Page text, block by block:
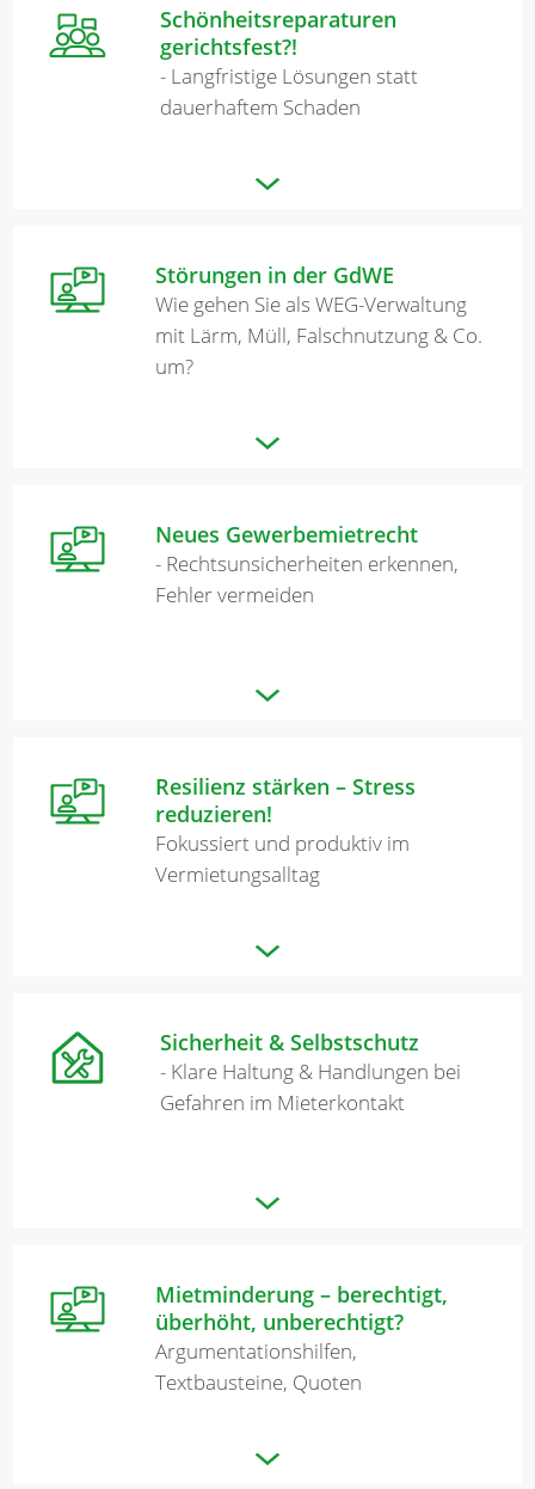
Schönheitsreparaturen
gerichtsfest?!
- Langfristige Lösungen statt
dauerhaftem Schaden
Störungen in der GdWE
Wie gehen Sie als WEG-Verwaltung
mit Lärm, Müll, Falschnutzung & Co.
um?
Neues Gewerbemietrecht
- Rechtsunsicherheiten erkennen,
Fehler vermeiden
Resilienz stärken – Stress
reduzieren!
Fokussiert und produktiv im
Vermietungsalltag
Sicherheit & Selbstschutz
- Klare Haltung & Handlungen bei
Gefahren im Mieterkontakt
Mietminderung – berechtigt,
überhöht, unberechtigt?
Argumentationshilfen,
Textbausteine, Quoten